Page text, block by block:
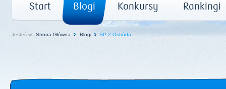
Start Blogi Konkursy Rankingi
Jesteś w: Strona Główna Blogi SP 2 Ostróda